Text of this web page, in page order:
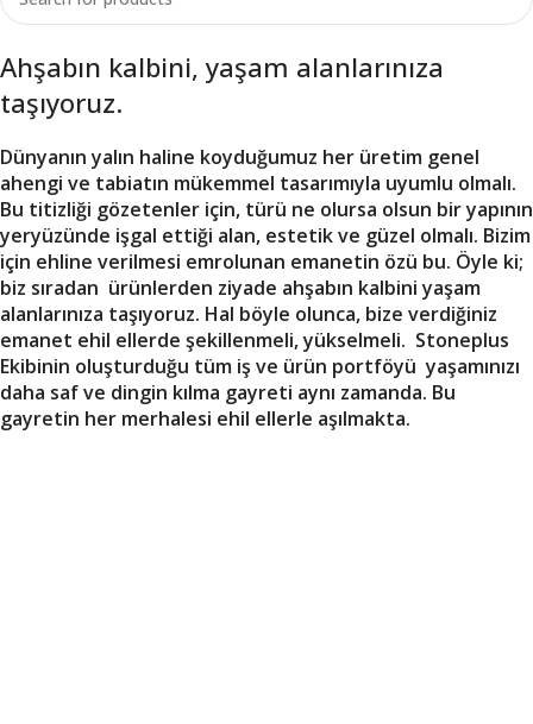
Ahşabın kalbini, yaşam alanlarınıza
taşıyoruz.
Dünyanın yalın haline koyduğumuz her üretim genel
ahengi ve tabiatın mükemmel tasarımıyla uyumlu olmalı.
Bu titizliği gözetenler için, türü ne olursa olsun bir yapının
yeryüzünde işgal ettiği alan, estetik ve güzel olmalı. Bizim
için ehline verilmesi emrolunan emanetin özü bu. Öyle ki;
biz sıradan ürünlerden ziyade ahşabın kalbini yaşam
alanlarınıza taşıyoruz. Hal böyle olunca, bize verdiğiniz
emanet ehil ellerde şekillenmeli, yükselmeli. Stoneplus
Ekibinin oluşturduğu tüm iş ve ürün portföyü yaşamınızı
daha saf ve dingin kılma gayreti aynı zamanda. Bu
gayretin her merhalesi ehil ellerle aşılmakta.